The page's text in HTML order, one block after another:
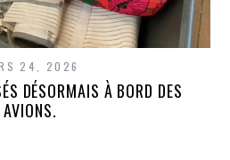
24, 2026
DÉSORMAIS À BORD DES
AVIONS.